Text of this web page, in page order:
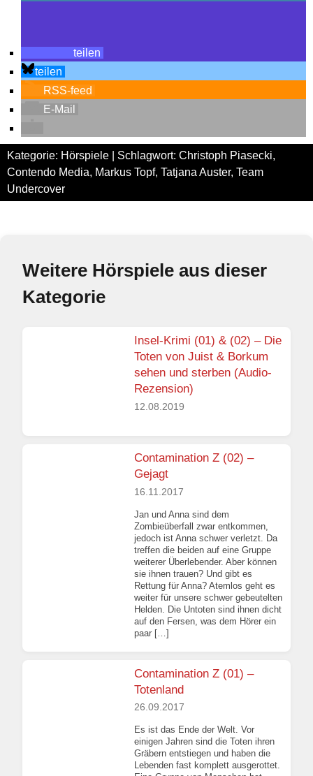
teilen
teilen
RSS-feed
E-Mail
Kategorie: Hörspiele | Schlagwort: Christoph Piasecki,
Contendo Media, Markus Topf, Tatjana Auster, Team
Undercover
Weitere Hörspiele aus dieser
Kategorie
Insel-Krimi (01) & (02) – Die
Toten von Juist & Borkum
sehen und sterben (Audio-
Rezension)
12.08.2019
Contamination Z (02) –
Gejagt
16.11.2017
Jan und Anna sind dem
Zombieüberfall zwar entkommen,
jedoch ist Anna schwer verletzt. Da
treffen die beiden auf eine Gruppe
weiterer Überlebender. Aber können
sie ihnen trauen? Und gibt es
Rettung für Anna? Atemlos geht es
weiter für unsere schwer gebeutelten
Helden. Die Untoten sind ihnen dicht
auf den Fersen, was dem Hörer ein
paar […]
Contamination Z (01) –
Totenland
26.09.2017
Es ist das Ende der Welt. Vor
einigen Jahren sind die Toten ihren
Gräbern entstiegen und haben die
Lebenden fast komplett ausgerottet.